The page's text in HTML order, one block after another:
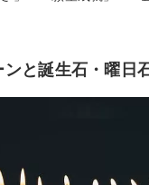
と誕生石・曜日